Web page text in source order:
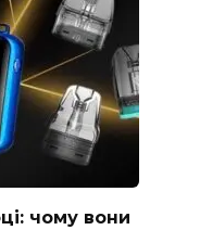
чому вони